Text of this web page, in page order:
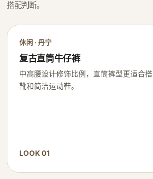
搭配判断。
休闲 · 丹宁
复古直筒牛仔裤
中高腰设计修饰比例，直筒裤型更适合
靴和简洁运动鞋。
LOOK 01